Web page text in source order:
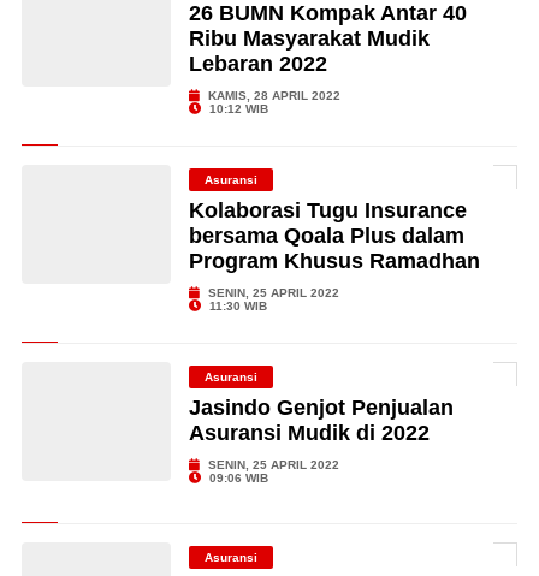
26 BUMN Kompak Antar 40
Ribu Masyarakat Mudik
Lebaran 2022
KAMIS, 28 APRIL 2022
10:12 WIB
Asuransi
Kolaborasi Tugu Insurance
bersama Qoala Plus dalam
Program Khusus Ramadhan
SENIN, 25 APRIL 2022
11:30 WIB
Asuransi
Jasindo Genjot Penjualan
Asuransi Mudik di 2022
SENIN, 25 APRIL 2022
09:06 WIB
Asuransi